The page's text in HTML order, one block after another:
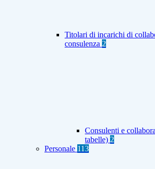
Titolari di incarichi di
consulenza 2
Consulenti e
tabelle) 2
Personale 113